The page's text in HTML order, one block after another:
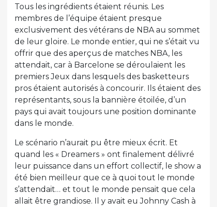
Tous les ingrédients étaient réunis. Les
membres de l’équipe étaient presque
exclusivement des vétérans de NBA au sommet
de leur gloire. Le monde entier, qui ne s’était vu
offrir que des aperçus de matches NBA, les
attendait, car à Barcelone se déroulaient les
premiers Jeux dans lesquels des basketteurs
pros étaient autorisés à concourir. Ils étaient des
représentants, sous la bannière étoilée, d’un
pays qui avait toujours une position dominante
dans le monde.
Le scénario n’aurait pu être mieux écrit. Et
quand les « Dreamers » ont finalement délivré
leur puissance dans un effort collectif, le show a
été bien meilleur que ce à quoi tout le monde
s’attendait… et tout le monde pensait que cela
allait être grandiose. Il y avait eu Johnny Cash à